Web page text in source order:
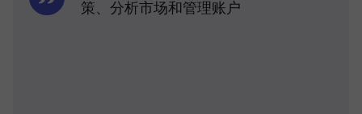
策、分析市场和管理账户